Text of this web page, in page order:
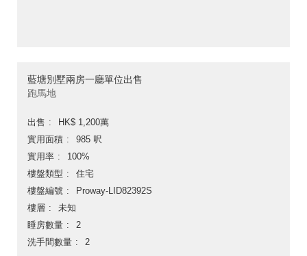
藍塘別墅兩房一廳單位出售
跑馬地
出售
HK$ 1,200萬
實用面積
985 呎
實用率
100%
樓盤類型
住宅
樓盤編號
Proway-LID82392S
樓層
未知
睡房數量
2
洗手間數量
2